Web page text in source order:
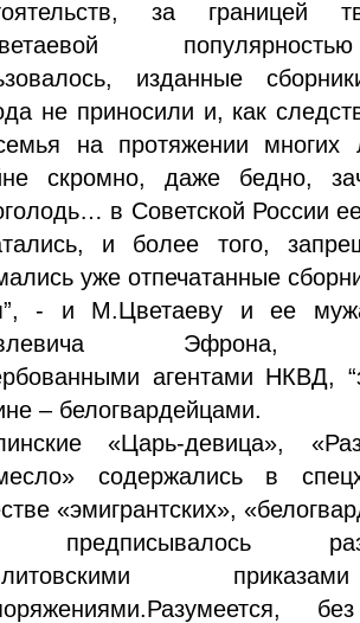
за границей
изданные
не приносили и, как
на протяжении многих
скромно, даже бедно,
в Советской России
и более того,
уже отпечатанные
- и М.Цветаеву и ее
Эфрона,
агентами НКВД,
– белогвардейцами.
«Царь-девица»,
содержались в
«эмигрантских»,
предписывалось